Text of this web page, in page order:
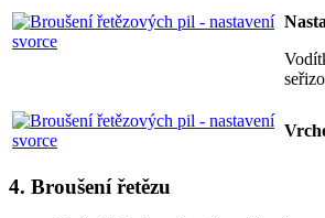
4. Broušení řetězu